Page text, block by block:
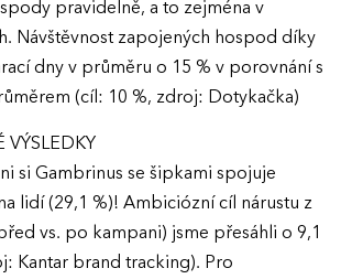
AKTUALITY
VÝSLEDKY
Ročník 2025
Ročník 2024
Ročník 2023
GALERIE
KONTAKTY
pravidelně, a to zejména v
Návštěvnost zapojených hospod díky
dny v průměru o 15 % v porovnání s
(cíl: 10 %, zdroj: Dotykačka)
VÝSLEDKY
si Gambrinus se šipkami spojuje
lidí (29,1 %)! Ambiciózní cíl nárustu z
vs. po kampani) jsme přesáhli o 9,1
Kantar brand tracking). Pro